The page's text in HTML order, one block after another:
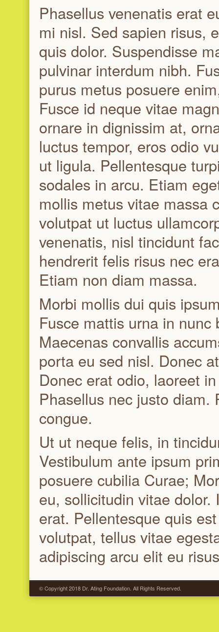
Phasellus venenatis erat
mi nisl. Sed sapien risus,
quis dolor. Suspendisse
pulvinar interdum nibh.
purus metus posuere
Fusce id neque vitae
ornare in dignissim at,
luctus tempor, eros odio
ut ligula. Pellentesque
sodales in arcu. Etiam
mollis metus vitae massa
volutpat ut luctus
venenatis, nisl tincidunt
hendrerit felis risus nec
Etiam non diam massa.
Morbi mollis dui quis
Fusce mattis urna in
Maecenas convallis
porta eu sed nisl. Donec
Donec erat odio, laoreet
Phasellus nec justo diam.
congue.
Ut ut neque felis, in
Vestibulum ante ipsum
posuere cubilia Curae;
eu, sollicitudin vitae
erat. Pellentesque quis
volutpat, tellus vitae
adipiscing arcu elit eu
© Copyright 2018 Dr. Ating Foundation. All Rights Reserved.